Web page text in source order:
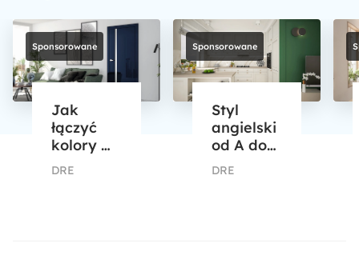
Sponsorowane
Jak
łączyć
kolory w
mieszkaniu?
Zasady
DRE
Sponsorowane
Styl
angielski
od A do
Z. Czym
się
DRE